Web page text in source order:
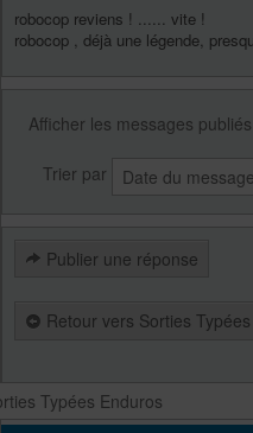
robocop reviens ! ...... vite !
robocop , déjà une légende,
Afficher les messages
Trier par
Publier une réponse
Retour vers Sorties